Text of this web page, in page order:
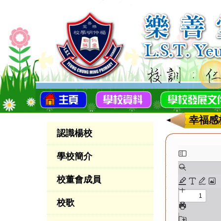
認識楊校
學校簡介
校董會成員
校歌
幸福感